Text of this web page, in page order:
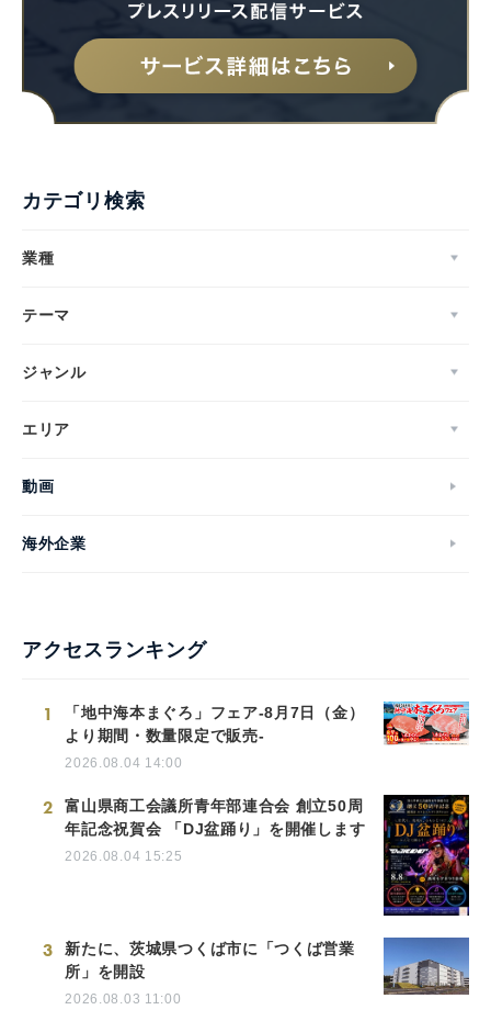
カテゴリ検索
業種
テーマ
ジャンル
エリア
動画
海外企業
アクセスランキング
1
「地中海本まぐろ」フェア-8月7日（金）
より期間・数量限定で販売-
2026.08.04 14:00
2
富山県商工会議所青年部連合会 創立50周
年記念祝賀会 「DJ盆踊り」を開催します
2026.08.04 15:25
3
新たに、茨城県つくば市に「つくば営業
所」を開設
2026.08.03 11:00